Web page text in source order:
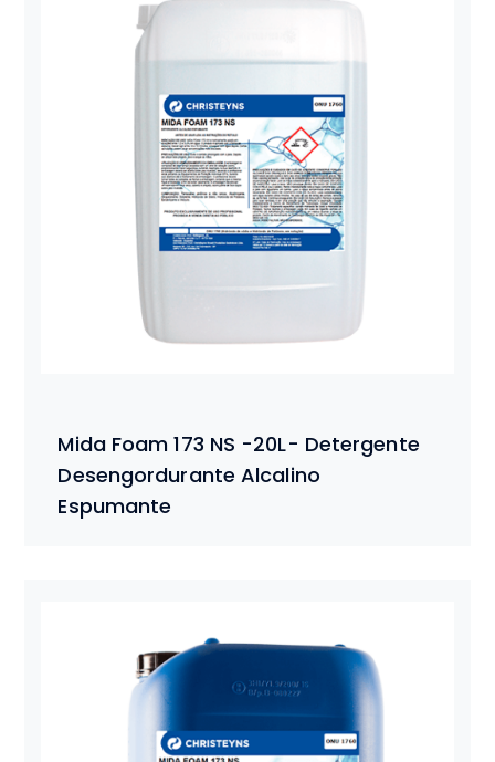
Mida Foam 173 NS -20L- Detergente
Desengordurante Alcalino
Espumante